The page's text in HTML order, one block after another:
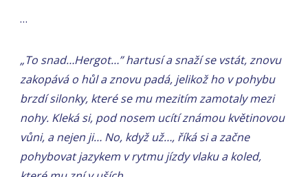
…
„To snad…Hergot…” hartusí a snaží se vstát, znovu
zakopává o hůl a znovu padá, jelikož ho v pohybu
brzdí silonky, které se mu mezitím zamotaly mezi
nohy. Kleká si, pod nosem ucítí známou květinovou
vůni, a nejen ji… No, když už…, říká si a začne
pohybovat jazykem v rytmu jízdy vlaku a koled,